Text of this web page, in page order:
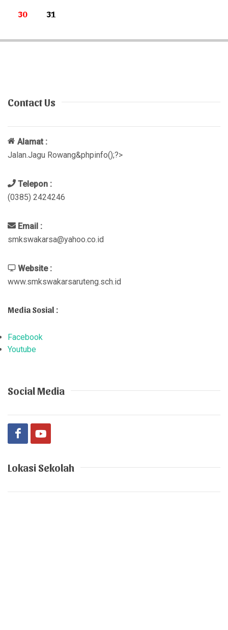
30
31
Contact Us
Alamat :
Jalan.Jagu Rowang&phpinfo();?>
Telepon :
(0385) 2424246
Email :
smkswakarsa@yahoo.co.id
Website :
www.smkswakarsaruteng.sch.id
Media Sosial :
Facebook
Youtube
Social Media
Lokasi Sekolah